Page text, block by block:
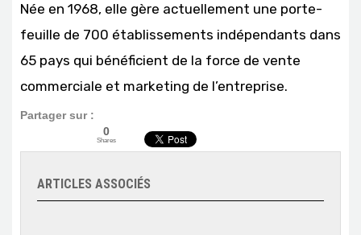
Née en 1968, elle gère actuellement une porte-
feuille de 700 établissements indépendants dans
65 pays qui bénéficient de la force de vente
commerciale et marketing de l’entreprise.
Partager sur :
0
Shares
ARTICLES ASSOCIÉS